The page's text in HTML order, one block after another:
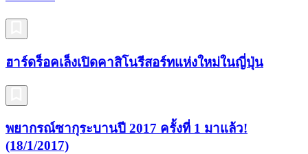
ฮาร์ดร็อคเล็งเปิดคาสิโนรีสอร์ทแห่งใหม่ในญี่ปุ่น
พยากรณ์ซากุระบานปี 2017 ครั้งที่ 1 มาแล้ว!
(18/1/2017)